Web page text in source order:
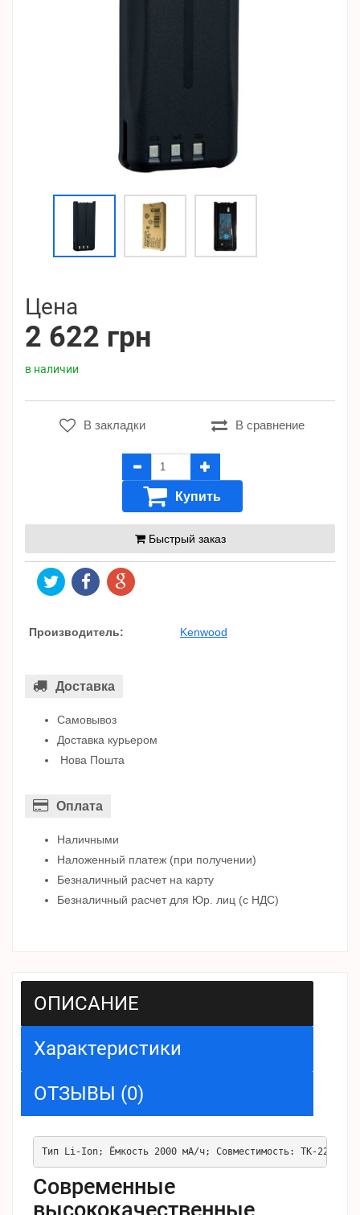
Цена
2 622 грн
в наличии
В закладки В сравнение
Купить
Быстрый заказ
Производитель: Kenwood
Доставка
Самовывоз
Доставка курьером
Нова Пошта
Оплата
Наличными
Наложенный платеж (при получении)
Безналичный расчет на карту
Безналичный расчет для Юр. лиц (с НДС)
ОПИСАНИЕ
Характеристики
ОТЗЫВЫ (0)
Тип Li-Ion; Ёмкость 2000 мА/ч; Совместимость: ТК-2206/
Современные